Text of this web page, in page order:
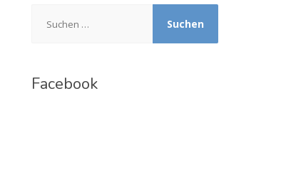
nach:
Facebook